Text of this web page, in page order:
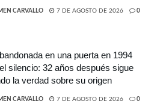
CARVALLO 7 DE AGOSTO DE 2026 0
en una puerta en 1994
silencio: 32 años después sigue
la verdad sobre su origen
CARVALLO 7 DE AGOSTO DE 2026 0